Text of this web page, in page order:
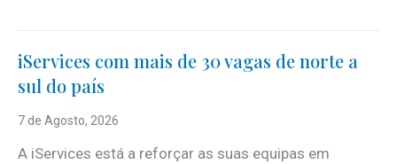
iServices com mais de 30 vagas de norte a
sul do país
7 de Agosto, 2026
A iServices está a reforçar as suas equipas em